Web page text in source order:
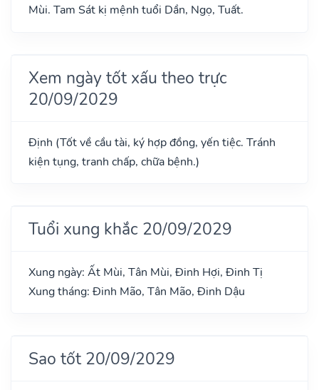
Mùi. Tam Sát kị mệnh tuổi Dần, Ngọ, Tuất.
Xem ngày tốt xấu theo trực
20/09/2029
Định (Tốt về cầu tài, ký hợp đồng, yến tiệc. Tránh
kiện tụng, tranh chấp, chữa bệnh.)
Tuổi xung khắc 20/09/2029
Xung ngày: Ất Mùi, Tân Mùi, Đinh Hợi, Đinh Tị
Xung tháng: Đinh Mão, Tân Mão, Đinh Dậu
Sao tốt 20/09/2029